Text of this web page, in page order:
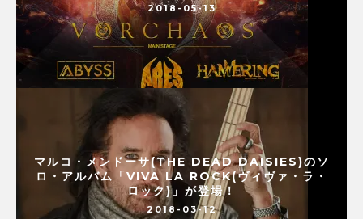
2018-05-13
マルコ・メンドーサ(THE DEAD DAISIES)のソ
ロ・アルバム「VIVA LA ROCK(ヴィヴァ・ラ・
ロック)」が登場！
2018-03-12